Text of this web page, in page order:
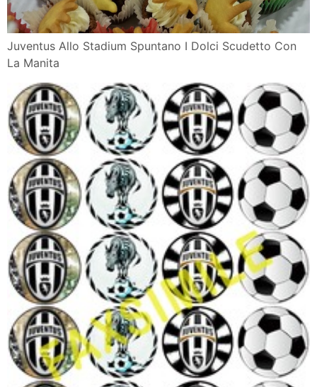
Juventus Allo Stadium Spuntano I Dolci Scudetto Con
La Manita